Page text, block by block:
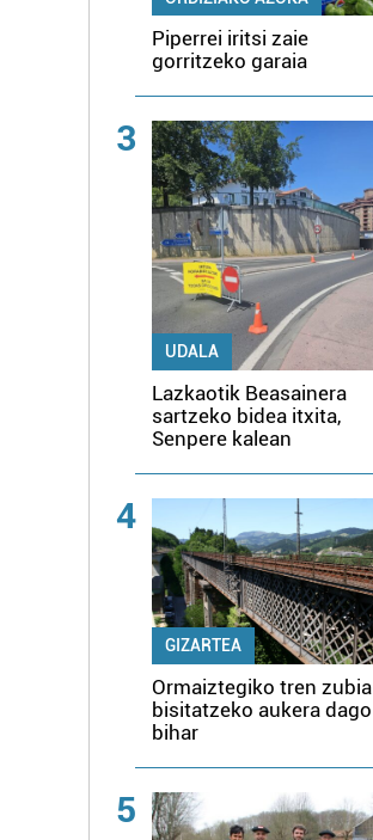
Piperrei iritsi zaie
gorritzeko garaia
3
UDALA
Lazkaotik Beasainera
sartzeko bidea itxita,
Senpere kalean
4
GIZARTEA
Ormaiztegiko tren zubia
bisitatzeko aukera dago
bihar
5